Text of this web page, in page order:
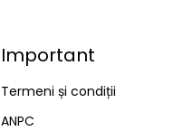
Important
Termeni și condiții
ANPC